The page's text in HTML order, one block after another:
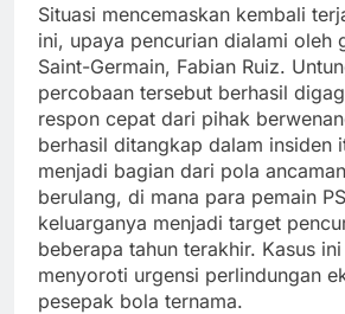
Situasi mencemaskan kembali
ini, upaya pencurian dialami oleh
Saint-Germain, Fabian Ruiz.
percobaan tersebut berhasil
respon cepat dari pihak
berhasil ditangkap dalam insiden
menjadi bagian dari pola
berulang, di mana para pemain
keluarganya menjadi target
beberapa tahun terakhir. Kasus
menyoroti urgensi perlindungan
pesepak bola ternama.